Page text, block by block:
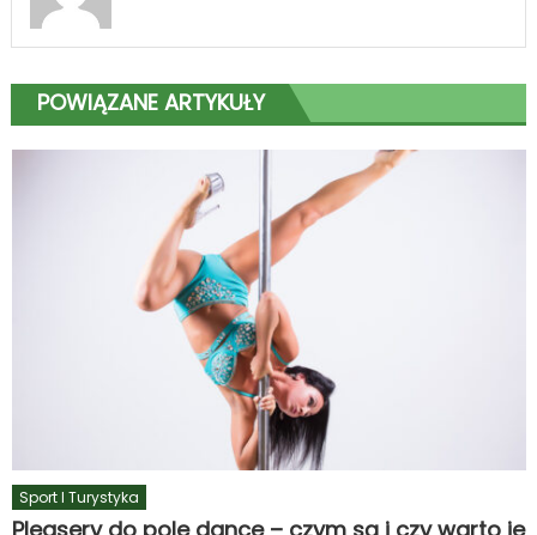
POWIĄZANE ARTYKUŁY
Sport I Turystyka